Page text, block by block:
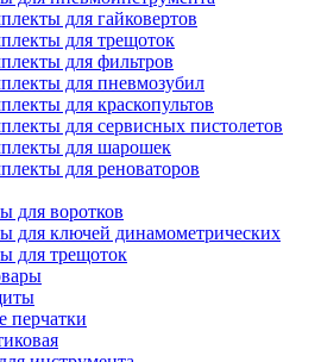
для гайковертов
для трещоток
для фильтров
для пневмозубил
для краскопультов
для сервисных пистолетов
для шарошек
для реноваторов
для воротков
для ключей динамометрических
для трещоток
перчатки